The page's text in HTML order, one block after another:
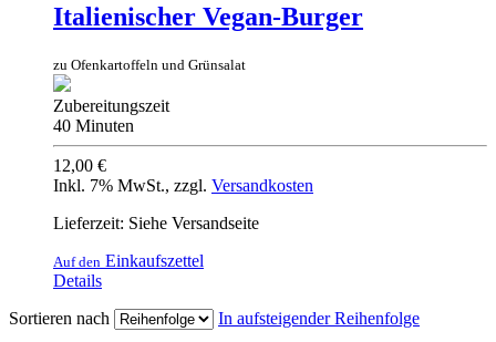
Italienischer Vegan-Burger
zu Ofenkartoffeln und Grünsalat
Zubereitungszeit
40 Minuten
12,00 €
Inkl. 7% MwSt., zzgl. Versandkosten
Lieferzeit: Siehe Versandseite
Auf den Einkaufszettel
Details
Sortieren nach
In aufsteigender Reihenfolge